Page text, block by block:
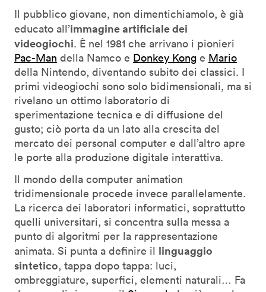
Il pubblico giovane, non dimentichiamolo, è già
educato all’immagine artificiale dei
videogiochi. È nel 1981 che arrivano i pionieri
Pac-Man della Namco e Donkey Kong e Mario
della Nintendo, diventando subito dei classici. I
primi videogiochi sono solo bidimensionali, ma si
rivelano un ottimo laboratorio di
sperimentazione tecnica e di diffusione del
gusto; ciò porta da un lato alla crescita del
mercato dei personal computer e dall’altro apre
le porte alla produzione digitale interattiva.
Il mondo della computer animation
tridimensionale procede invece parallelamente.
La ricerca dei laboratori informatici, soprattutto
quelli universitari, si concentra sulla messa a
punto di algoritmi per la rappresentazione
animata. Si punta a definire il linguaggio
sintetico, tappa dopo tappa: luci,
ombreggiature, superfici, elementi naturali… Fa